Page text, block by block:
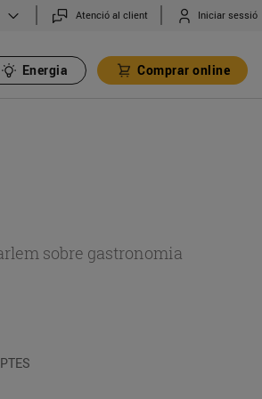
Atenció al client Iniciar sessió
Energia Comprar online
sobre gastronomia